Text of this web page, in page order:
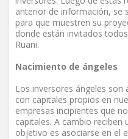
anterior de información, se
para que muestren su
donde están invitados
Ruani.
Nacimiento de ángeles
Los inversores ángeles son
con capitales propios en
empresas incipientes que
capitales. A cambio reciben
objetivo es asociarse en el